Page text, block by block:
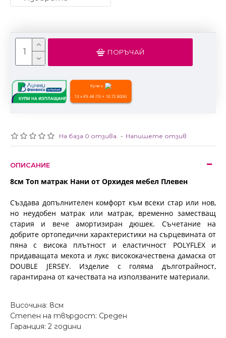
На база 0 отзива. - Напишете отзив
ПОРЪЧАЙ
Купи с
13 x €5.48 (13 x 10.72 BGN)
ОПИСАНИЕ
8см Топ матрак Нани от Орхидея мебел Плевен
Създава допълнителен комфорт към всеки стар или нов,
но неудобен матрак или матрак, временно заместващ
стария и вече амортизиран дюшек. Съчетание на
добрите ортопедични характеристики на сърцевината от
пяна с висока плътност и еластичност POLYFLEX и
придаващата мекота и лукс висококачествена дамаска от
DOUBLE JERSEY. Изделие с голяма дълготрайност,
гарантирана от качествата на използваните материали.
Височина: 8см
Степен на твърдост: Среден
Гаранция: 2 години